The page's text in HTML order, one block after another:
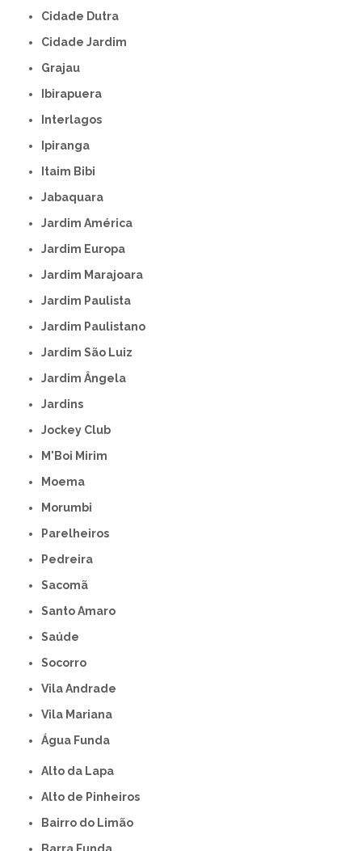
Cidade Dutra
Cidade Jardim
Grajau
Ibirapuera
Interlagos
Ipiranga
Itaim Bibi
Jabaquara
Jardim América
Jardim Europa
Jardim Marajoara
Jardim Paulista
Jardim Paulistano
Jardim São Luiz
Jardim Ângela
Jardins
Jockey Club
M'Boi Mirim
Moema
Morumbi
Parelheiros
Pedreira
Sacomã
Santo Amaro
Saúde
Socorro
Vila Andrade
Vila Mariana
Água Funda
Alto da Lapa
Alto de Pinheiros
Bairro do Limão
Barra Funda